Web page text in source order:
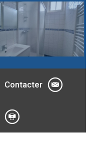
Contacter